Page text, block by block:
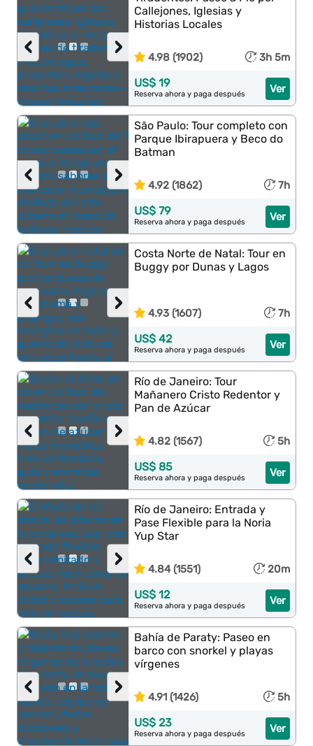
›
‹
Callejones, Iglesias y
Historias Locales
4.98 (1902) 3h 5m
Ver
US$ 19
Reserva ahora y paga después
›
‹
São Paulo: Tour completo con
Parque Ibirapuera y Beco do
Batman
4.92 (1862) 7h
Ver
US$ 79
Reserva ahora y paga después
›
‹
Costa Norte de Natal: Tour en
Buggy por Dunas y Lagos
4.93 (1607) 7h
Ver
US$ 42
Reserva ahora y paga después
›
‹
Río de Janeiro: Tour
Mañanero Cristo Redentor y
Pan de Azúcar
4.82 (1567) 5h
Ver
US$ 85
Reserva ahora y paga después
›
‹
Río de Janeiro: Entrada y
Pase Flexible para la Noria
Yup Star
4.84 (1551) 20m
Ver
US$ 12
Reserva ahora y paga después
›
‹
Bahía de Paraty: Paseo en
barco con snorkel y playas
vírgenes
4.91 (1426) 5h
Ver
US$ 23
Reserva ahora y paga después